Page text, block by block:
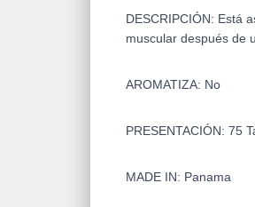
DESCRIPCIÓN: Está
muscular después de
AROMATIZA: No
PRESENTACIÓN: 75
MADE IN: Panama